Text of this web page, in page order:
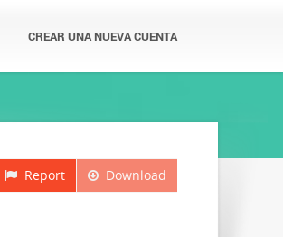
CREAR UNA NUEVA CUENTA
Download
Report